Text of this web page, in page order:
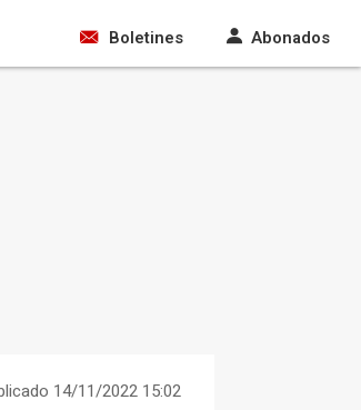
Boletines Abonados
14/11/2022 15:02